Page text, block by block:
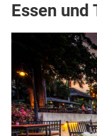
Essen und